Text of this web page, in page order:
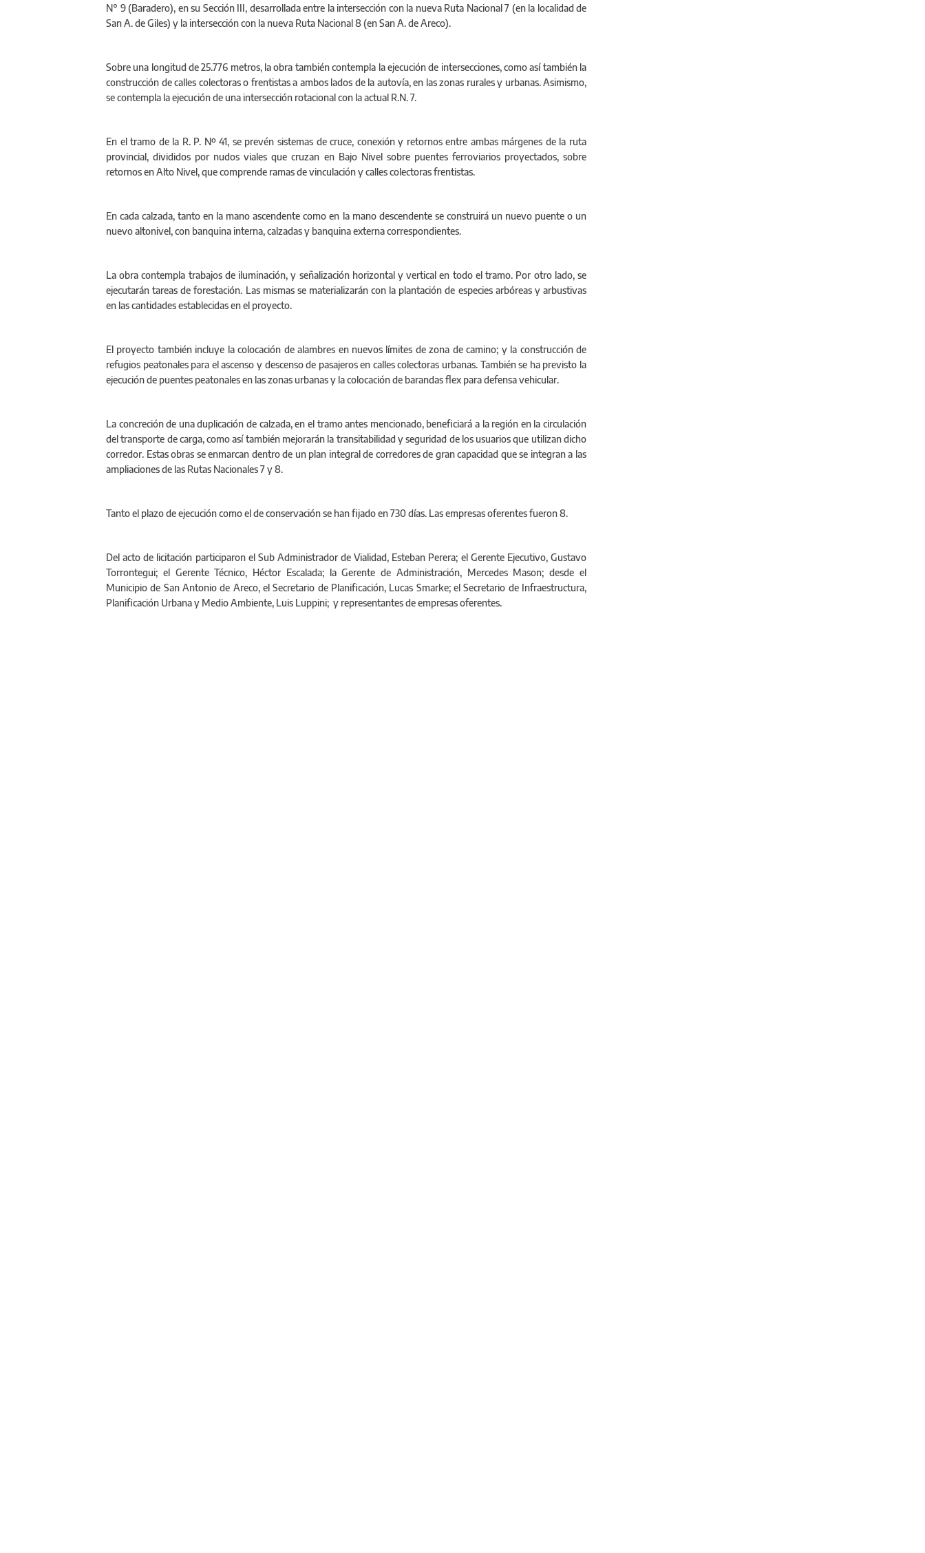
N° 9 (Baradero), en su Sección III, desarrollada entre la intersección con la nueva Ruta Nacional 7 (en la localidad de
San A. de Giles) y la intersección con la nueva Ruta Nacional 8 (en San A. de Areco).
Sobre una longitud de 25.776 metros, la obra también contempla la ejecución de intersecciones, como así también la
construcción de calles colectoras o frentistas a ambos lados de la autovía, en las zonas rurales y urbanas. Asimismo,
se contempla la ejecución de una intersección rotacional con la actual R.N. 7.
En el tramo de la R. P. Nº 41, se prevén sistemas de cruce, conexión y retornos entre ambas márgenes de la ruta
provincial, divididos por nudos viales que cruzan en Bajo Nivel sobre puentes ferroviarios proyectados, sobre
retornos en Alto Nivel, que comprende ramas de vinculación y calles colectoras frentistas.
En cada calzada, tanto en la mano ascendente como en la mano descendente se construirá un nuevo puente o un
nuevo altonivel, con banquina interna, calzadas y banquina externa correspondientes.
La obra contempla trabajos de iluminación, y señalización horizontal y vertical en todo el tramo. Por otro lado, se
ejecutarán tareas de forestación. Las mismas se materializarán con la plantación de especies arbóreas y arbustivas
en las cantidades establecidas en el proyecto.
El proyecto también incluye la colocación de alambres en nuevos límites de zona de camino; y la construcción de
refugios peatonales para el ascenso y descenso de pasajeros en calles colectoras urbanas. También se ha previsto la
ejecución de puentes peatonales en las zonas urbanas y la colocación de barandas flex para defensa vehicular.
La concreción de una duplicación de calzada, en el tramo antes mencionado, beneficiará a la región en la circulación
del transporte de carga, como así también mejorarán la transitabilidad y seguridad de los usuarios que utilizan dicho
corredor. Estas obras se enmarcan dentro de un plan integral de corredores de gran capacidad que se integran a las
ampliaciones de las Rutas Nacionales 7 y 8.
Tanto el plazo de ejecución como el de conservación se han fijado en 730 días. Las empresas oferentes fueron 8.
Del acto de licitación participaron el Sub Administrador de Vialidad, Esteban Perera; el Gerente Ejecutivo, Gustavo
Torrontegui; el Gerente Técnico, Héctor Escalada; la Gerente de Administración, Mercedes Mason; desde el
Municipio de San Antonio de Areco, el Secretario de Planificación, Lucas Smarke; el Secretario de Infraestructura,
Planificación Urbana y Medio Ambiente, Luis Luppini; y representantes de empresas oferentes.